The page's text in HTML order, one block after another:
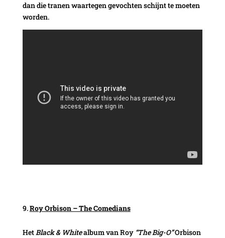
dan die tranen waartegen gevochten schijnt te moeten
worden.
Roy Orbison – The Comedians
HetBlack & Whitealbum van Roy “The Big-O”Orbison